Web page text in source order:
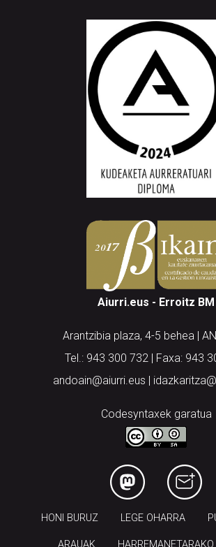
Aiurri.eus - Erroitz BM
Arantzibia plaza, 4-5 behea |
Tel.: 943 300 732 | Faxa: 943
andoain@aiurri.eus |
Codesyntaxek garatua
HONI BURUZ LEGE OHARRA
ARAUAK HARREMANETARAKO